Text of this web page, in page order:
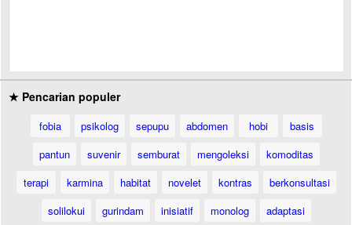
★ Pencarian populer
fobia psikolog sepupu abdomen hobi
basis
pantun
suvenir semburat mengoleksi
komoditas
terapi
karmina habitat novelet kontras
berkonsultasi
solilokui
gurindam inisiatif monolog
adaptasi